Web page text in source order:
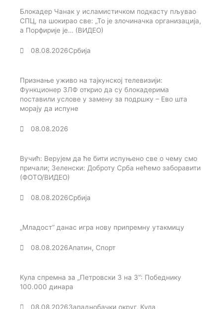
Блокадер Чанак у исламистичком подкасту пљувао
СПЦ, па шокирао све: „То је злочиначка организација,
а Порфирије је… (ВИДЕО)
08.08.2026Србија
Признање уживо на тајкунској телевизији:
Функционер ЗЛФ открио да су блокадерима
поставили услове у замену за подршку – Ево шта
морају да испуне
08.08.2026
Вучић: Верујем да ће бити испуњено све о чему смо
причали; Зеленски: Доброту Срба нећемо заборавити
(ФОТО/ВИДЕО)
08.08.2026Србија
„Младост“ данас игра нову припремну утакмицу
08.08.2026Апатин, Спорт
Кула спремна за „Петровски 3 на 3“: Победнику
100.000 динара
08.08.2026Западнобачки округ, Кула